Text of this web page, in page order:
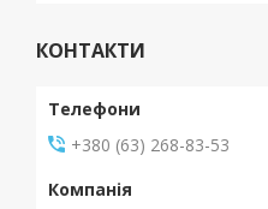
КОНТАКТИ
+380 (63) 268-83-53